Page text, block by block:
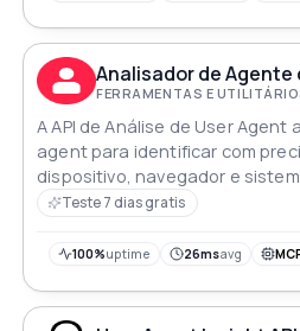
Analisador de Agente
FERRAMENTAS E
A API de Análise de User
agent para identificar com
dispositivo, navegador e
Teste 7 dias gratis
100%uptime 26msavg